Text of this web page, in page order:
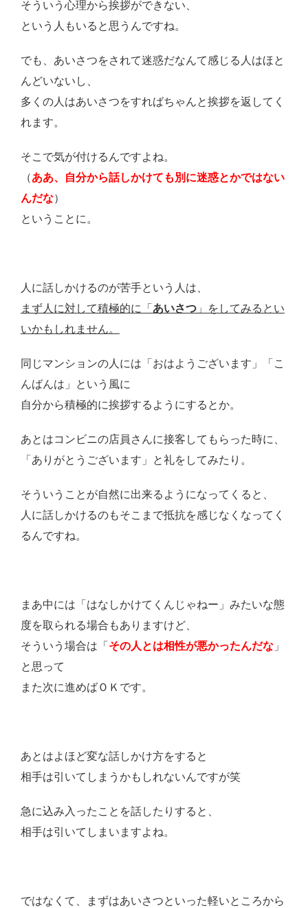
そういう心理から挨拶ができない、
という人もいると思うんですね。
でも、あいさつをされて迷惑だなんて感じる人はほと
んどいないし、
多くの人はあいさつをすればちゃんと挨拶を返してく
れます。
そこで気が付けるんですよね。
（ああ、自分から話しかけても別に迷惑とかではない
んだな）
ということに。
人に話しかけるのが苦手という人は、
まず人に対して積極的に「 あいさつ 」をしてみるとい
いかもしれません。
同じマンションの人には「おはようございます」「こ
んばんは」という風に
自分から積極的に挨拶するようにするとか。
あとはコンビニの店員さんに接客してもらった時に、
「ありがとうございます」と礼をしてみたり。
そういうことが自然に出来るようになってくると、
人に話しかけるのもそこまで抵抗を感じなくなってく
るんですね。
まあ中には「はなしかけてくんじゃねー」みたいな態
度を取られる場合もありますけど、
そういう場合は「 その人とは相性が悪かったんだな 」
と思って
また次に進めばＯＫです。
あとはよほど変な話しかけ方をすると
相手は引いてしまうかもしれないんですが笑
急に込み入ったことを話したりすると、
相手は引いてしまいますよね。
ではなくて、まずはあいさつといった軽いところから